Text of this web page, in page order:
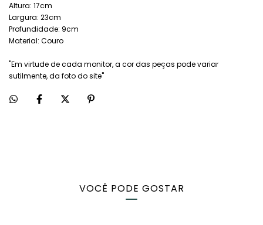
Altura: 17cm
Largura: 23cm
Profundidade: 9cm
Material: Couro
"Em virtude de cada monitor, a cor das peças pode variar
sutilmente, da foto do site"
VOCÊ PODE GOSTAR